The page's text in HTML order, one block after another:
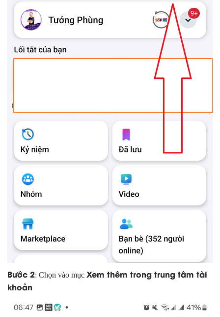
Bước 2: Chọn vào mục Xem thêm trong trung tâm tài
khoản